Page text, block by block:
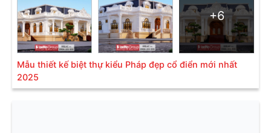
+6
Mẫu thiết kế biệt thự kiểu Pháp đẹp cổ điển mới nhất
2025